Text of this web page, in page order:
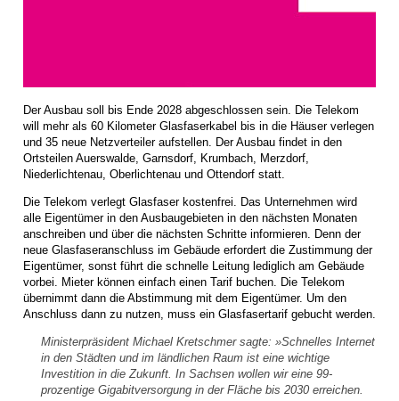
Der Ausbau soll bis Ende 2028 abgeschlossen sein. Die Telekom
will mehr als 60 Kilometer Glasfaserkabel bis in die Häuser verlegen
und 35 neue Netzverteiler aufstellen. Der Ausbau findet in den
Ortsteilen Auerswalde, Garnsdorf, Krumbach, Merzdorf,
Niederlichtenau, Oberlichtenau und Ottendorf statt.
Die Telekom verlegt Glasfaser kostenfrei. Das Unternehmen wird
alle Eigentümer in den Ausbaugebieten in den nächsten Monaten
anschreiben und über die nächsten Schritte informieren. Denn der
neue Glasfaseranschluss im Gebäude erfordert die Zustimmung der
Eigentümer, sonst führt die schnelle Leitung lediglich am Gebäude
vorbei. Mieter können einfach einen Tarif buchen. Die Telekom
übernimmt dann die Abstimmung mit dem Eigentümer. Um den
Anschluss dann zu nutzen, muss ein Glasfasertarif gebucht werden.
Ministerpräsident Michael Kretschmer sagte: »Schnelles Internet
in den Städten und im ländlichen Raum ist eine wichtige
Investition in die Zukunft. In Sachsen wollen wir eine 99-
prozentige Gigabitversorgung in der Fläche bis 2030 erreichen.